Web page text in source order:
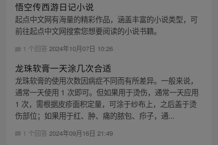
悟空传西游日记小说
起点中文网有海量的精彩作品，涵盖丰富的小说类型，可
前往起点中文网搜索您想要阅读的小说书籍。
1 个回答 2024年10月07日 10:26
龙珠软膏一天涂几次合适
龙珠软膏的使用次数因病症不同而有所差异。一般来说，
通常一天使用 1 次即可。但如果用于烫伤，通常一天应用
1 次，需根据皮疹面积定量，可涂于纱布上，之后盖于烫
伤部位；如果用于红、肿、痛的脓包、疖子，通...
1 个回答 2024年09月16日 21:49